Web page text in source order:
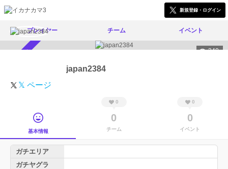
新規登録・ログイン
プレイヤー チーム イベント
340
japan2384
𝕏 ページ
基本情報
0
0
チーム
0
0
イベント
ガチエリア
ガチヤグラ